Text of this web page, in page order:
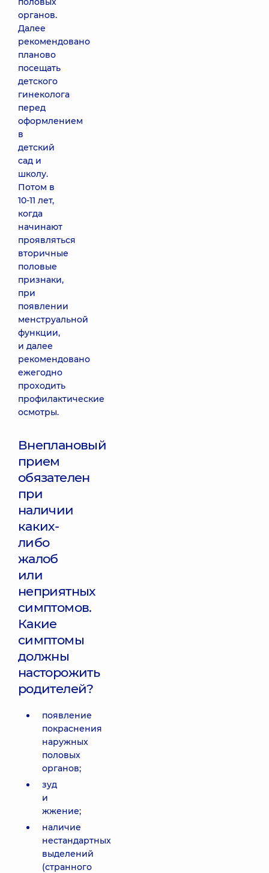
органов.
Далее
рекомендовано
планово
посещать
детского
гинеколога
перед
оформлением
в
детский
сад и
школу.
Потом в
10-11 лет,
когда
начинают
проявляться
вторичные
половые
признаки,
при
появлении
менструальной
функции,
и далее
рекомендовано
ежегодно
проходить
профилактические
осмотры.
Внеплановый
прием
обязателен
при
наличии
каких-
либо
жалоб
или
неприятных
симптомов.
Какие
симптомы
должны
насторожить
родителей?
появление
покраснения
наружных
половых
органов;
зуд
и
жжение;
наличие
нестандартных
выделений
(странного